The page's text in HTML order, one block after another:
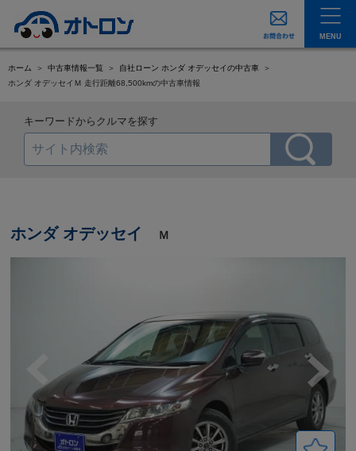
MENU
ホーム 中古車情報一覧
自社ローン ホンダ オデッセイの中古車
ホンダ オデッセイＭ 走行距離68,500kmの中古車情報
キーワードからクルマを探す
ホンダ オデッセイ Ｍ